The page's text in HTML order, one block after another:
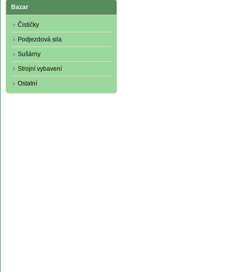
Bazar
Čističky
Podjezdová sila
Sušárny
Strojní vybavení
Ostatní